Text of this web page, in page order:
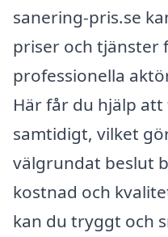
sanering-pris.se
priser och tjänster
professionella
Här får du hjälp
samtidigt, vilket
välgrundat beslut
kostnad och
kan du tryggt och